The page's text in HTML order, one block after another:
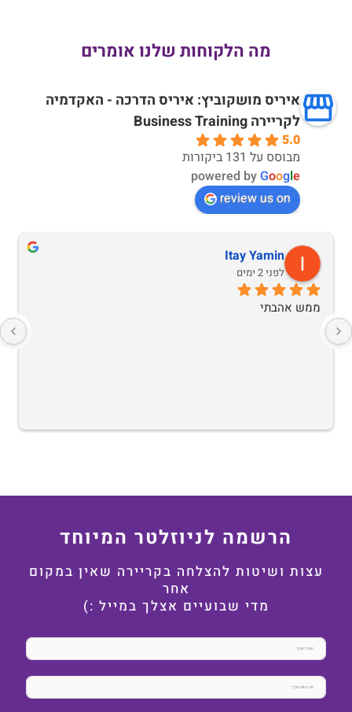
מה הלקוחות שלנו אומרים
איריס מושקוביץ: איריס הדרכה - האקדמיה
לקריירה Business Training
5.0
מבוסס על 131 ביקורות
powered byGoogle
review us on
Itay Yamin
לפני 2 ימים
ממש אהבתי
הרשמה לניוזלטר המיוחד
עצות ושיטות להצלחה בקריירה שאין במקום
אחר
מדי שבועיים אצלך במייל :)